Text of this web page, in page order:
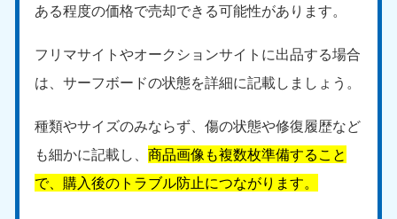
ある程度の価格で売却できる可能性があります。
フリマサイトやオークションサイトに出品する場合
は、サーフボードの状態を詳細に記載しましょう。
種類やサイズのみならず、傷の状態や修復履歴など
も細かに記載し、商品画像も複数枚準備すること
で、購入後のトラブル防止につながります。